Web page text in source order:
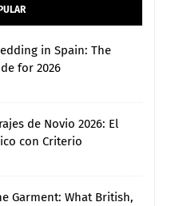
in Spain: The
for 2026
de Novio 2026: El
con Criterio
Garment: What British,